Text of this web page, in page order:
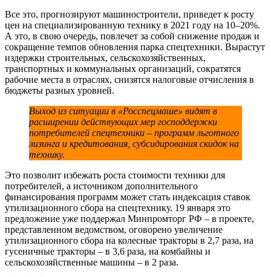
Все это, прогнозируют машиностроители, приведет к росту
цен на специализированную технику в 2021 году на 10–20%.
А это, в свою очередь, повлечет за собой снижение продаж и
сокращение темпов обновления парка спецтехники. Вырастут
издержки строительных, сельскохозяйственных,
транспортных и коммунальных организаций, сократятся
рабочие места в отраслях, снизятся налоговые отчисления в
бюджеты разных уровней.
Выход из ситуации в «Росспецмаше» видят в
расширении действующих мер господдержки
потребителей спецтехники – программ льготного
лизинга и кредитования, субсидирования скидок на
технику.
Это позволит избежать роста стоимости техники для
потребителей, а источником дополнительного
финансирования программ может стать индексация ставок
утилизационного сбора на спецтехнику. 19 января это
предложение уже поддержал Минпромторг РФ – в проекте,
представленном ведомством, оговорено увеличение
утилизационного сбора на колесные тракторы в 2,7 раза, на
гусеничные тракторы – в 3,6 раза, на комбайны и
сельскохозяйственные машины – в 2 раза.